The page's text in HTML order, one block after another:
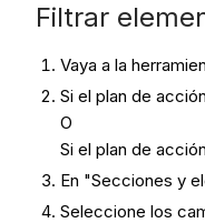
Filtrar
Vaya a la
Si el plan de
O
Si el plan de
En "Secciones y
Seleccione los